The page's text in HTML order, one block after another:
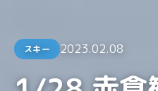
スキー 2023.02.08